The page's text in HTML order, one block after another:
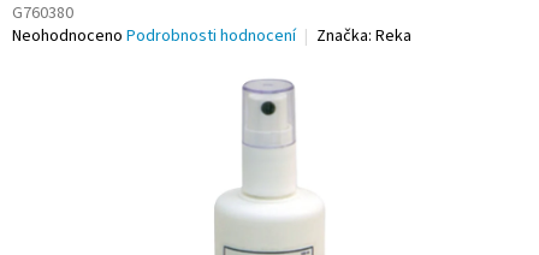
G760380
Průměrné
Neohodnoceno Podrobnosti hodnocení Značka: Reka